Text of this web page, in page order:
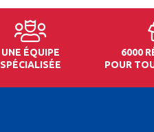
UNE ÉQUIPE
SPÉCIALISÉE
6000
POUR